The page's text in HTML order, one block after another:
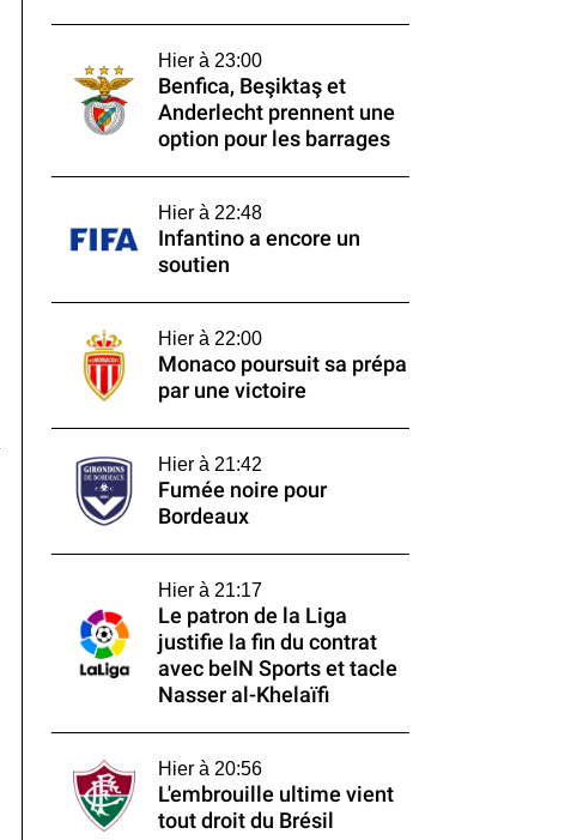
Hier à 23:00
Benfica, Beşiktaş et
Anderlecht prennent une
option pour les barrages
Hier à 22:48
Infantino a encore un
soutien
Hier à 22:00
Monaco poursuit sa prépa
par une victoire
Hier à 21:42
Fumée noire pour
Bordeaux
Hier à 21:17
Le patron de la Liga
justifie la fin du contrat
avec beIN Sports et tacle
Nasser al-Khelaïfi
Hier à 20:56
L'embrouille ultime vient
tout droit du Brésil